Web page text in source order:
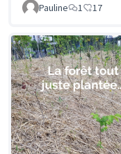
Pauline 1 17